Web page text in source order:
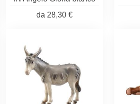
da 28,30 €